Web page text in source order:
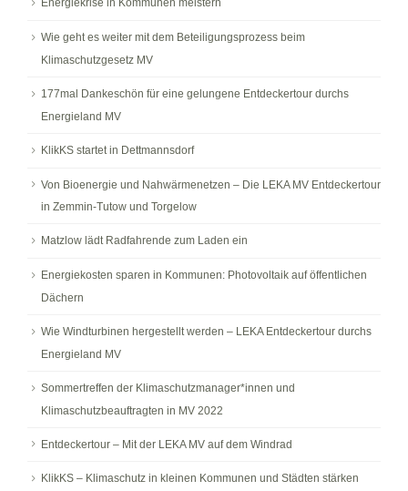
Energiekrise in Kommunen meistern
Wie geht es weiter mit dem Beteiligungsprozess beim
Klimaschutzgesetz MV
177mal Dankeschön für eine gelungene Entdeckertour durchs
Energieland MV
KlikKS startet in Dettmannsdorf
Von Bioenergie und Nahwärmenetzen – Die LEKA MV Entdeckertour
in Zemmin-Tutow und Torgelow
Matzlow lädt Radfahrende zum Laden ein
Energiekosten sparen in Kommunen: Photovoltaik auf öffentlichen
Dächern
Wie Windturbinen hergestellt werden – LEKA Entdeckertour durchs
Energieland MV
Sommertreffen der Klimaschutzmanager*innen und
Klimaschutzbeauftragten in MV 2022
Entdeckertour – Mit der LEKA MV auf dem Windrad
KlikKS – Klimaschutz in kleinen Kommunen und Städten stärken